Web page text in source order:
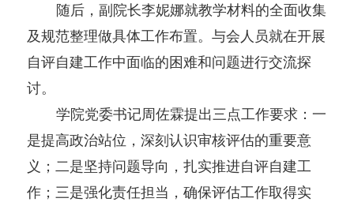
随后，副院长李妮娜就教学材料的全面收集
及规范整理做具体工作布置。与会人员就在开展
自评自建工作中面临的困难和问题进行交流探
讨。
学院党委书记周佐霖提出三点工作要求：一
是提高政治站位，深刻认识审核评估的重要意
义；二是坚持问题导向，扎实推进自评自建工
作；三是强化责任担当，确保评估工作取得实